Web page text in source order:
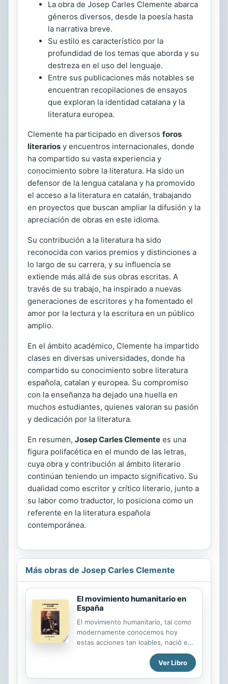
La obra de Josep Carles Clemente abarca
géneros diversos, desde la poesía hasta
la narrativa breve.
Su estilo es característico por la
profundidad de los temas que aborda y su
destreza en el uso del lenguaje.
Entre sus publicaciones más notables se
encuentran recopilaciones de ensayos
que exploran la identidad catalana y la
literatura europea.
Clemente ha participado en diversos foros
literarios y encuentros internacionales, donde
ha compartido su vasta experiencia y
conocimiento sobre la literatura. Ha sido un
defensor de la lengua catalana y ha promovido
el acceso a la literatura en catalán, trabajando
en proyectos que buscan ampliar la difusión y la
apreciación de obras en este idioma.
Su contribución a la literatura ha sido
reconocida con varios premios y distinciones a
lo largo de su carrera, y su influencia se
extiende más allá de sus obras escritas. A
través de su trabajo, ha inspirado a nuevas
generaciones de escritores y ha fomentado el
amor por la lectura y la escritura en un público
amplio.
En el ámbito académico, Clemente ha impartido
clases en diversas universidades, donde ha
compartido su conocimiento sobre literatura
española, catalan y europea. Su compromiso
con la enseñanza ha dejado una huella en
muchos estudiantes, quienes valoran su pasión
y dedicación por la literatura.
En resumen, Josep Carles Clemente es una
figura polifacética en el mundo de las letras,
cuya obra y contribución al ámbito literario
continúan teniendo un impacto significativo. Su
dualidad como escritor y crítico literario, junto a
su labor como traductor, lo posiciona como un
referente en la literatura española
contemporánea.
Más obras de Josep Carles Clemente
El movimiento humanitario en
España
El movimiento humanitario, tal como
modernamente conocemos hoy
estas acciones tan loables, nació en
España a través de la Cruz Roja
Española, principalmente. Las
Asambleas riojanas de la Cruz Roja
Ver Libro